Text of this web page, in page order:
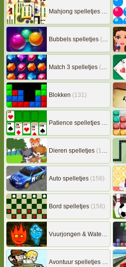
Mahjong spelletjes
(133)
Bubbels spelletjes (78)
Match 3 spelletjes (163)
Blokken (131)
Patience spelletjes
(92)
Dieren spelletjes (149)
Auto spelletjes (156)
Bord spelletjes (156)
Vuurjongen & Watermeisje
Avontuur spelletjes
(217)